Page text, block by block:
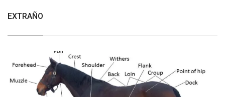
EXTRAÑO